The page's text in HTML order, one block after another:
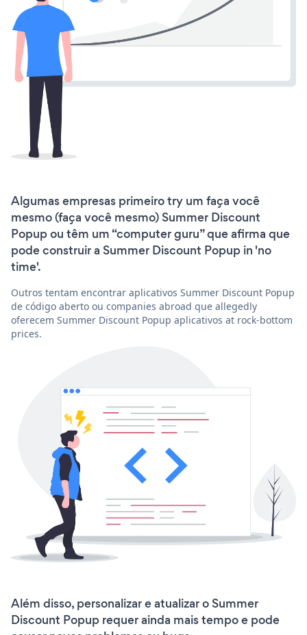
Algumas empresas primeiro try um faça você
mesmo (faça você mesmo) Summer Discount
Popup ou têm um “computer guru” que afirma que
pode construir a Summer Discount Popup in 'no
time'.
Outros tentam encontrar aplicativos Summer Discount Popup
de código aberto ou companies abroad que allegedly
oferecem Summer Discount Popup aplicativos at rock-bottom
prices.
Além disso, personalizar e atualizar o Summer
Discount Popup requer ainda mais tempo e pode